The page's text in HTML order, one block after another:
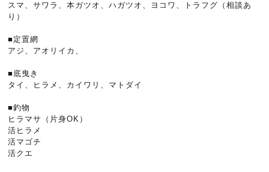
スマ、サワラ、本ガツオ、ハガツオ、ヨコワ、トラフグ（相談あ
り）
■定置網
アジ、アオリイカ、
■底曳き
タイ、ヒラメ、カイワリ、マトダイ
■釣物
ヒラマサ（片身OK）
活ヒラメ
活マゴチ
活クエ